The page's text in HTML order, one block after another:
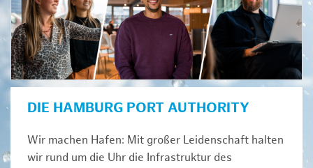
DIE HAMBURG PORT AUTHORITY
Wir machen Hafen: Mit großer Leidenschaft halten
wir rund um die Uhr die Infrastruktur des